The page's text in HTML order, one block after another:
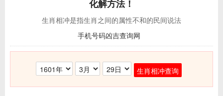
化解方法！
生肖相冲是指生肖之间的属性不和的民间说法
手机号码凶吉查询网
生肖相冲查询